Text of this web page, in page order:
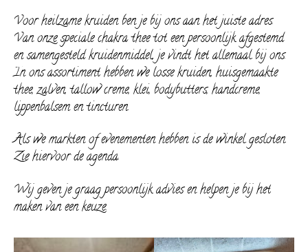
Voor heilzame kruiden ben je bij ons aan het juiste adres.
Van onze speciale chakra thee tot een persoonlijk afgestemd
en samengesteld kruidenmiddel, je vindt het allemaal bij ons.
In ons assortiment hebben we losse kruiden, huisgemaakte
thee, zalven, tallow creme, klei, bodybutters, handcreme,
lippenbalsem en tincturen.
Als we markten of evenementen hebben is de winkel gesloten.
Zie hiervoor de agenda.
Wij geven je graag persoonlijk advies en helpen je bij het
maken van een keuze.